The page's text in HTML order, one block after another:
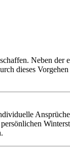
Neben
dieses